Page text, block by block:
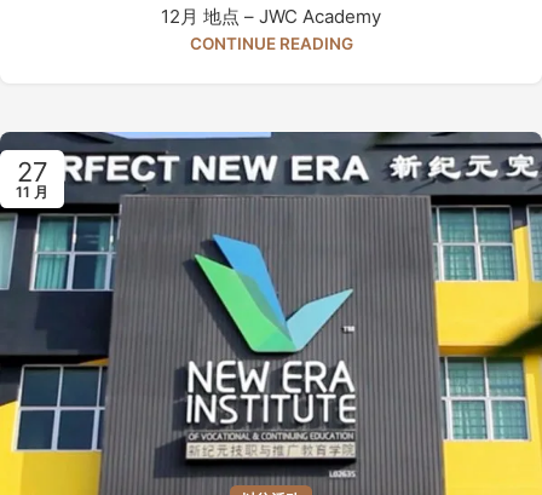
12月 地点 – JWC Academy
CONTINUE READING
27
11 月